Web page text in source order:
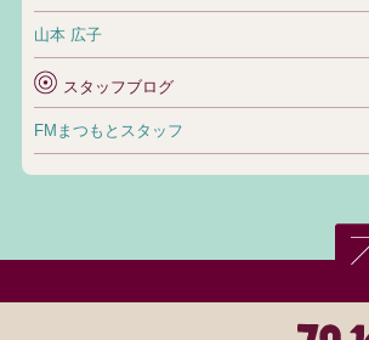
山本 広子
スタッフブログ
FMまつもとスタッフ